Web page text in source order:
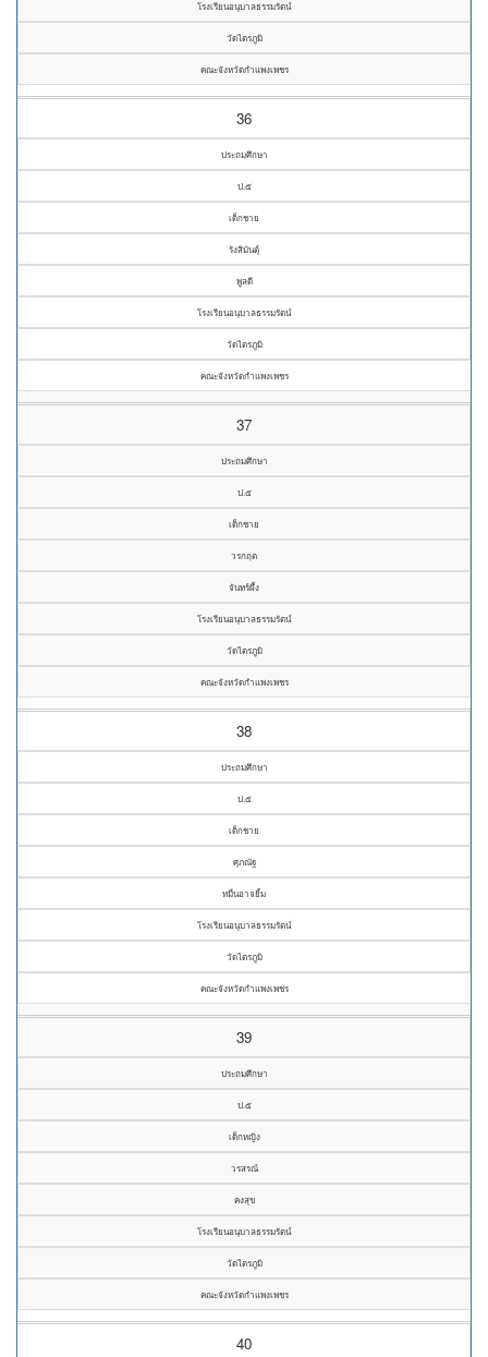
โรงเรียนอนุบาลธรรมรัตน์
วัดไตรภูมิ
คณะจังหวัดกำแพงเพชร
36
ประถมศึกษา
ป.๕
เด็กชาย
รังสิมันตุ์
พูลดี
โรงเรียนอนุบาลธรรมรัตน์
วัดไตรภูมิ
คณะจังหวัดกำแพงเพชร
37
ประถมศึกษา
ป.๕
เด็กชาย
วรกฤต
จันทร์ผึ้ง
โรงเรียนอนุบาลธรรมรัตน์
วัดไตรภูมิ
คณะจังหวัดกำแพงเพชร
38
ประถมศึกษา
ป.๕
เด็กชาย
ศุภณัฐ
หมื่นอาจยิ้ม
โรงเรียนอนุบาลธรรมรัตน์
วัดไตรภูมิ
คณะจังหวัดกำแพงเพชร
39
ประถมศึกษา
ป.๕
เด็กหญิง
วรสรณ์
คงสุข
โรงเรียนอนุบาลธรรมรัตน์
วัดไตรภูมิ
คณะจังหวัดกำแพงเพชร
40